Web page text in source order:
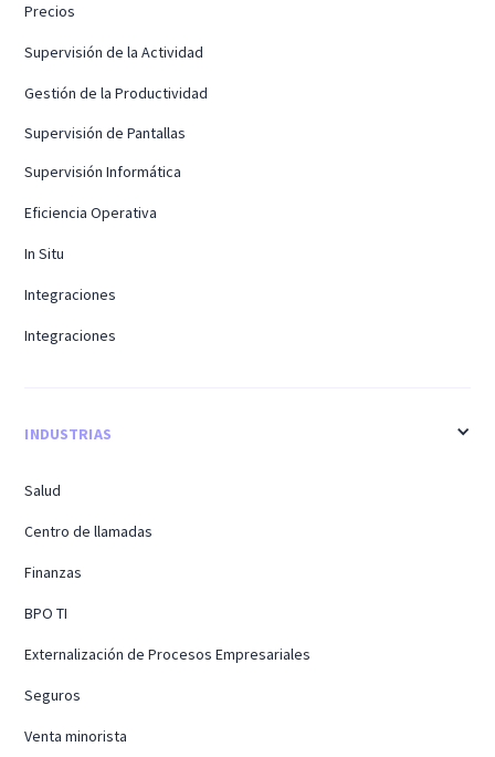
Precios
Supervisión de la Actividad
Gestión de la Productividad
Supervisión de Pantallas
Supervisión Informática
Eficiencia Operativa
In Situ
Integraciones
Integraciones
INDUSTRIAS
Salud
Centro de llamadas
Finanzas
BPO TI
Externalización de Procesos Empresariales
Seguros
Venta minorista